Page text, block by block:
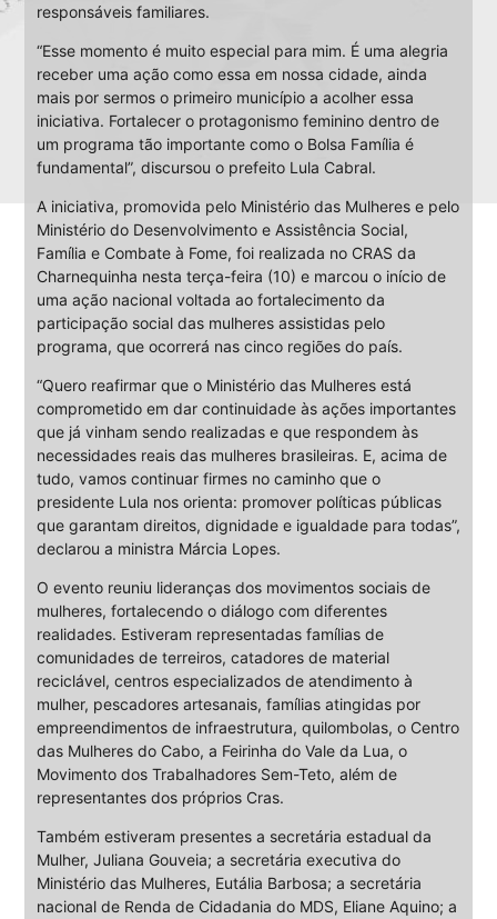
responsáveis familiares.
“Esse momento é muito especial para mim. É uma alegria
receber uma ação como essa em nossa cidade, ainda
mais por sermos o primeiro município a acolher essa
iniciativa. Fortalecer o protagonismo feminino dentro de
um programa tão importante como o Bolsa Família é
fundamental”, discursou o prefeito Lula Cabral.
A iniciativa, promovida pelo Ministério das Mulheres e pelo
Ministério do Desenvolvimento e Assistência Social,
Família e Combate à Fome, foi realizada no CRAS da
Charnequinha nesta terça-feira (10) e marcou o início de
uma ação nacional voltada ao fortalecimento da
participação social das mulheres assistidas pelo
programa, que ocorrerá nas cinco regiões do país.
“Quero reafirmar que o Ministério das Mulheres está
comprometido em dar continuidade às ações importantes
que já vinham sendo realizadas e que respondem às
necessidades reais das mulheres brasileiras. E, acima de
tudo, vamos continuar firmes no caminho que o
presidente Lula nos orienta: promover políticas públicas
que garantam direitos, dignidade e igualdade para todas”,
declarou a ministra Márcia Lopes.
O evento reuniu lideranças dos movimentos sociais de
mulheres, fortalecendo o diálogo com diferentes
realidades. Estiveram representadas famílias de
comunidades de terreiros, catadores de material
reciclável, centros especializados de atendimento à
mulher, pescadores artesanais, famílias atingidas por
empreendimentos de infraestrutura, quilombolas, o Centro
das Mulheres do Cabo, a Feirinha do Vale da Lua, o
Movimento dos Trabalhadores Sem-Teto, além de
representantes dos próprios Cras.
Também estiveram presentes a secretária estadual da
Mulher, Juliana Gouveia; a secretária executiva do
Ministério das Mulheres, Eutália Barbosa; a secretária
nacional de Renda de Cidadania do MDS, Eliane Aquino; a